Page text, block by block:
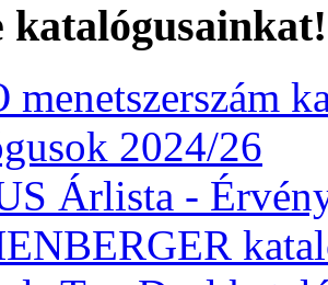
katalógusainkat!
menetszerszám
2024/26
Árlista -